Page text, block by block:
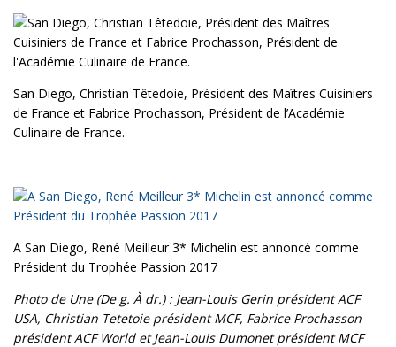
San Diego, Christian Têtedoie, Président des Maîtres Cuisiniers
de France et Fabrice Prochasson, Président de l’Académie
Culinaire de France.
A San Diego, René Meilleur 3* Michelin est annoncé comme
Président du Trophée Passion 2017
Photo de Une (De g. À dr.) : Jean-Louis Gerin président ACF
USA, Christian Tetetoie président MCF, Fabrice Prochasson
président ACF World et Jean-Louis Dumonet président MCF